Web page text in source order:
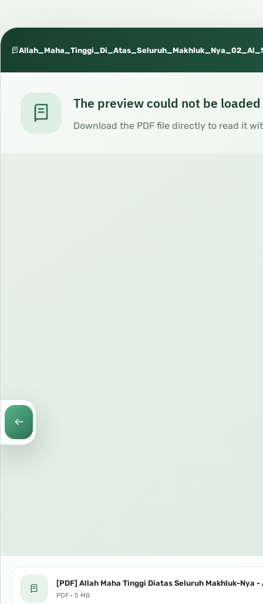
The preview could not be loaded
Download the PDF file directly to read it
[PDF] Allah Maha Tinggi Diatas Seluruh Makhluk-Nya
PDF · 5 MB